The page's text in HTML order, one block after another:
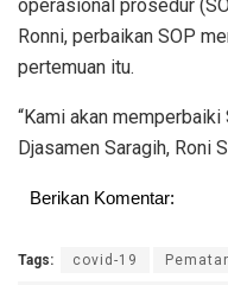
operasional prosedur
Ronni, perbaikan SOP
pertemuan itu.
“Kami akan memperbaiki
Djasamen Saragih, Roni
Berikan Komentar:
Tags: covid-19